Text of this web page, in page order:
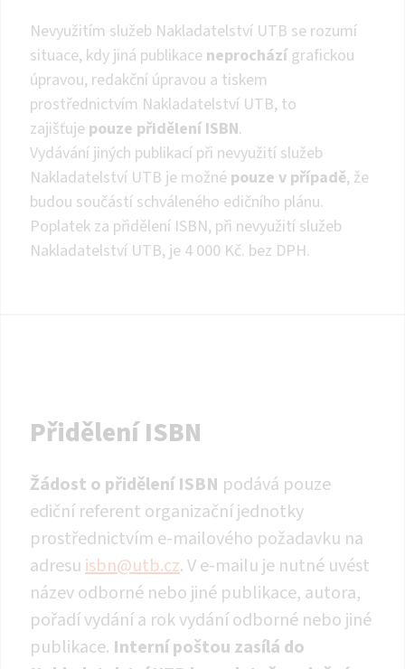
Nevyužitím služeb Nakladatelství UTB se rozumí
situace, kdy jiná publikace neprochází grafickou
úpravou, redakční úpravou a tiskem
prostřednictvím Nakladatelství UTB, to
zajišťuje pouze přidělení ISBN.
Vydávání jiných publikací při nevyužití služeb
Nakladatelství UTB je možné pouze v případě, že
budou součástí schváleného edičního plánu.
Poplatek za přidělení ISBN, při nevyužití služeb
Nakladatelství UTB, je 4 000 Kč. bez DPH.
Přidělení ISBN
Žádost o přidělení ISBN podává pouze
ediční referent organizační jednotky
prostřednictvím e-mailového požadavku na
adresuisbn@utb.cz. V e-mailu je nutné uvést
název odborné nebo jiné publikace, autora,
pořadí vydání a rok vydání odborné nebo jiné
publikace. Interní poštou zasílá do